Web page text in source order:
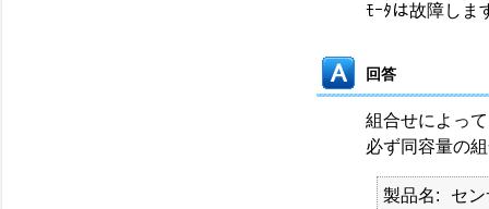
ﾓｰﾀは故障しま
回答
組合せによっ
必ず同容量の
製品名 セ